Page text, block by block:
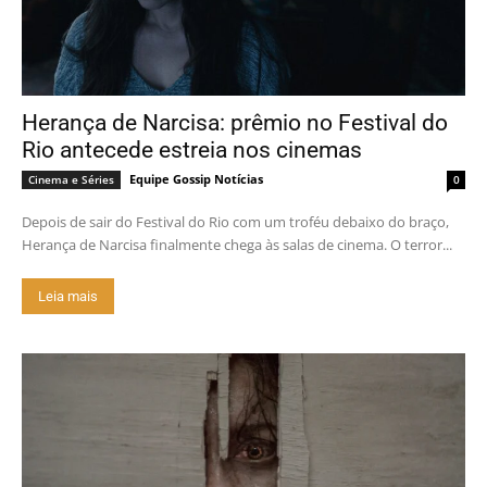
Herança de Narcisa: prêmio no Festival do
Rio antecede estreia nos cinemas
Cinema e Séries Equipe Gossip Notícias 0
Depois de sair do Festival do Rio com um troféu debaixo do braço,
Herança de Narcisa finalmente chega às salas de cinema. O terror...
Leia mais